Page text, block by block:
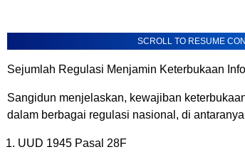
SCROLL TO RESUME
Sejumlah Regulasi Menjamin Keterbukaan
Sangidun menjelaskan, kewajiban
dalam berbagai regulasi nasional, di
UUD 1945 Pasal 28F